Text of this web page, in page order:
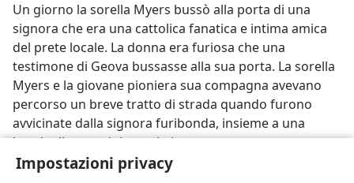
Impostazioni privacy
Un giorno la sorella Myers bussò alla porta di una
signora che era una cattolica fanatica e intima amica
del prete locale. La donna era furiosa che una
testimone di Geova bussasse alla sua porta. La sorella
Myers e la giovane pioniera sua compagna avevano
percorso un breve tratto di strada quando furono
avvicinate dalla signora furibonda, insieme a una
banda di ragazzini, teppisti.
Cosa pensavano di fare le due Testimoni in quel rione